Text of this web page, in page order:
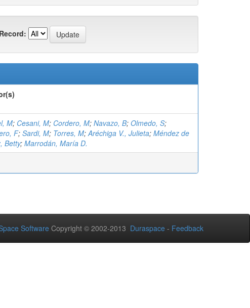
M; Cesani, M; Cordero, M; Navazo, B; Olmedo, S;
F; Sardi, M; Torres, M;Aréchiga V., Julieta; Méndez de
Betty; Marrodán, María D.
Software Copyright © 2002-2013 Duraspace - Feedback